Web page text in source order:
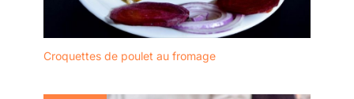
Croquettes de poulet au fromage